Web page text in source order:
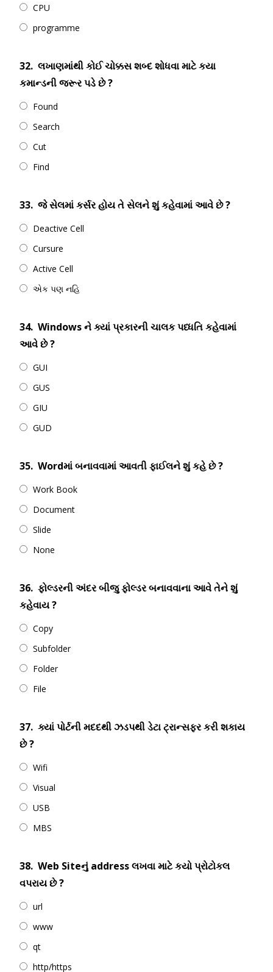
CPU
programme
32. લખાણમાંથી કોઈ ચોક્કસ શબ્દ શોધવા માટે કયા
કમાન્ડની જરૂર પડે છે ?
Found
Search
Cut
Find
33. જે સેલમાં કર્સર હોય તે સેલને શું કહેવામાં આવે છે ?
Deactive Cell
Cursure
Active Cell
એક પણ નહિ
34. Windows ને ક્યાં પ્રકારની ચાલક પધ્ધતિ કહેવામાં
આવે છે ?
GUI
GUS
GIU
GUD
35. Wordમાં બનાવવામાં આવતી ફાઈલને શું કહે છે ?
Work Book
Document
Slide
None
36. ફોલ્ડરની અંદર બીજુ ફોલ્ડર બનાવવાના આવે તેને શું
કહેવાય ?
Copy
Subfolder
Folder
File
37. ક્યાં પોર્ટની મદદથી ઝડપથી ડેટા ટ્રાન્સફર કરી શકાય
છે ?
Wifi
Visual
USB
MBS
38. Web Siteનું address લખવા માટે કયો પ્રોટોકલ
વપરાય છે ?
url
www
qt
http/https